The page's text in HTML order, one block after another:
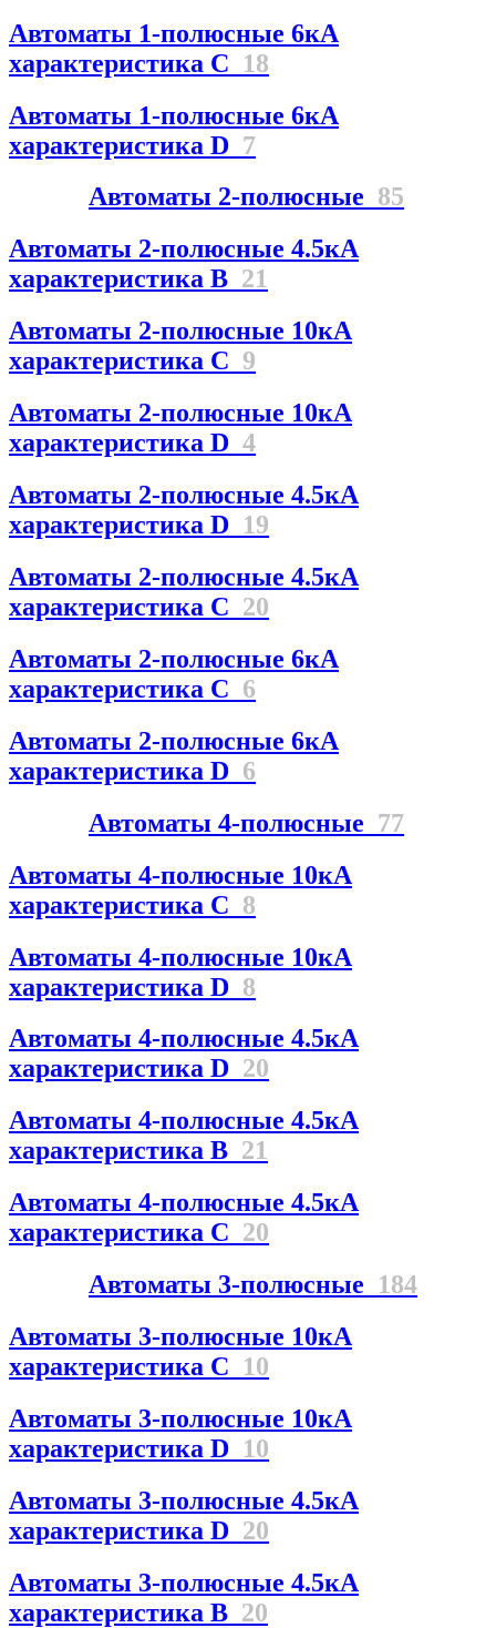
Автоматы 1-полюсные 6кА
характеристика C 18
Автоматы 1-полюсные 6кА
характеристика D 7
Автоматы 2-полюсные 85
Автоматы 2-полюсные 4.5кА
характеристика В 21
Автоматы 2-полюсные 10кА
характеристика C 9
Автоматы 2-полюсные 10кА
характеристика D 4
Автоматы 2-полюсные 4.5кА
характеристика D 19
Автоматы 2-полюсные 4.5кА
характеристика С 20
Автоматы 2-полюсные 6кА
характеристика C 6
Автоматы 2-полюсные 6кА
характеристика D 6
Автоматы 4-полюсные 77
Автоматы 4-полюсные 10кА
характеристика C 8
Автоматы 4-полюсные 10кА
характеристика D 8
Автоматы 4-полюсные 4.5кА
характеристика D 20
Автоматы 4-полюсные 4.5кА
характеристика В 21
Автоматы 4-полюсные 4.5кА
характеристика С 20
Автоматы 3-полюсные 184
Автоматы 3-полюсные 10кА
характеристика C 10
Автоматы 3-полюсные 10кА
характеристика D 10
Автоматы 3-полюсные 4.5кА
характеристика D 20
Автоматы 3-полюсные 4.5кА
характеристика В 20